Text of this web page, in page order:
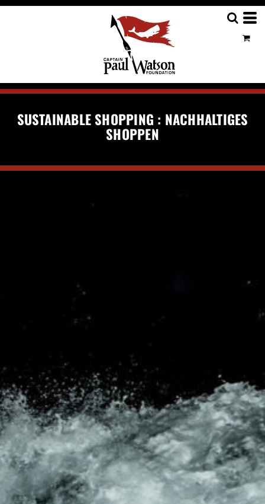
SUSTAINABLE SHOPPING : NACHHALTIGES
SHOPPEN